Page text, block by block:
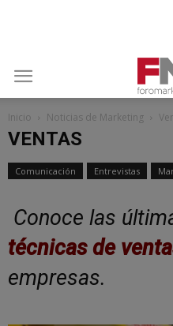
Inicio Noticias de Marketing
VENTAS
Comunicación Entrevistas
Conoce las
técnicas de
empresas.